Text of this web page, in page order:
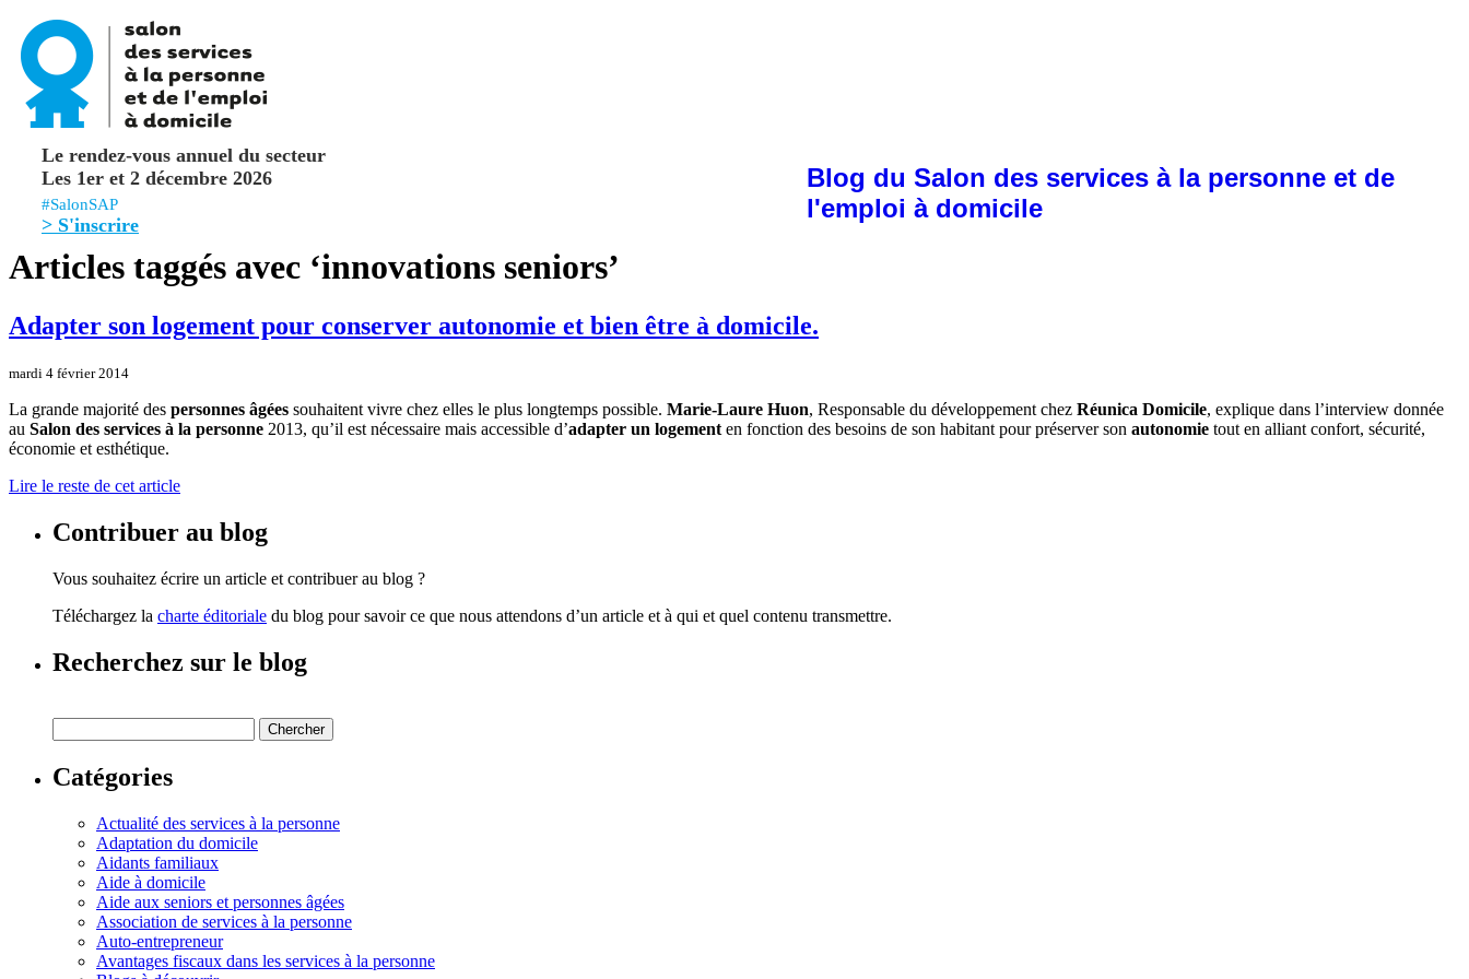
Le rendez-vous annuel du secteur
Les 1er et 2 décembre 2026
#SalonSAP
> S'inscrire
Blog du Salon des services à la personne et de
l'emploi à domicile
Articles taggés avec ‘innovations seniors’
Adapter son logement pour conserver autonomie et bien être à domicile.
mardi 4 février 2014
La grande majorité des personnes âgées souhaitent vivre chez elles le plus longtemps possible. Marie-Laure Huon, Responsable du développement chez Réunica Domicile, explique dans l’interview donnée
au Salon des services à la personne 2013, qu’il est nécessaire mais accessible d’adapter un logement en fonction des besoins de son habitant pour préserver son autonomie tout en alliant confort, sécurité,
économie et esthétique.
Lire le reste de cet article
Contribuer au blog
Vous souhaitez écrire un article et contribuer au blog ?
Téléchargez la charte éditoriale du blog pour savoir ce que nous attendons d’un article et à qui et quel contenu transmettre.
Recherchez sur le blog
Catégories
Actualité des services à la personne
Adaptation du domicile
Aidants familiaux
Aide à domicile
Aide aux seniors et personnes âgées
Association de services à la personne
Auto-entrepreneur
Avantages fiscaux dans les services à la personne